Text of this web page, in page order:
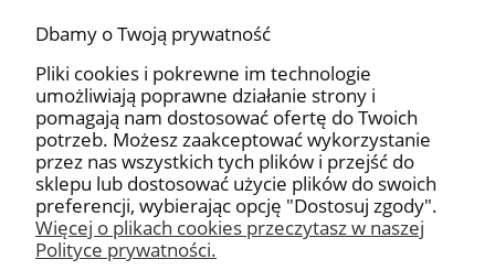
koperek, marchew, papryka słodka, pieprz czarny,
kurkuma, sól morska.
Przepis na sos:
3 łyżeczki dodać do 0,25 l śmietany, jogurtu lub
oliwy z oliwek a następnie doprawić łyżeczką
majonezu.
Dbamy o Twoją prywatność
Pliki cookies i pokrewne im technologie
umożliwiają poprawne działanie strony i
pomagają nam dostosować ofertę do Twoich
potrzeb. Możesz zaakceptować wykorzystanie
przez nas wszystkich tych plików i przejść do
sklepu lub dostosować użycie plików do swoich
preferencji, wybierając opcję "Dostosuj zgody".
Więcej o plikach cookies przeczytasz w naszej
Polityce prywatności.